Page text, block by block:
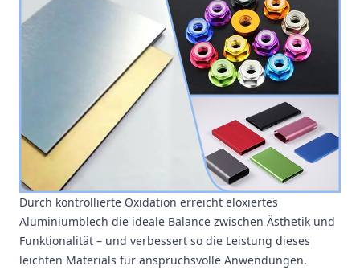
Durch kontrollierte Oxidation erreicht eloxiertes
Aluminiumblech die ideale Balance zwischen Ästhetik und
Funktionalität – und verbessert so die Leistung dieses
leichten Materials für anspruchsvolle Anwendungen.